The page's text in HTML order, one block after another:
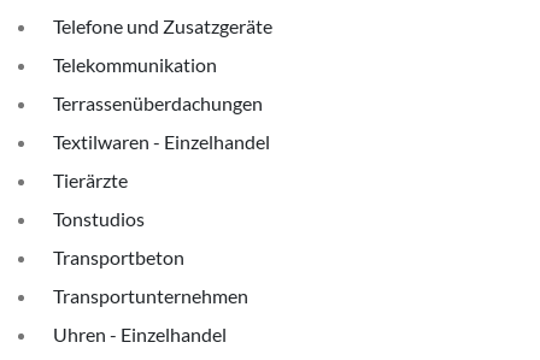
Telefone und Zusatzgeräte
Telekommunikation
Terrassenüberdachungen
Textilwaren - Einzelhandel
Tierärzte
Tonstudios
Transportbeton
Transportunternehmen
Uhren - Einzelhandel